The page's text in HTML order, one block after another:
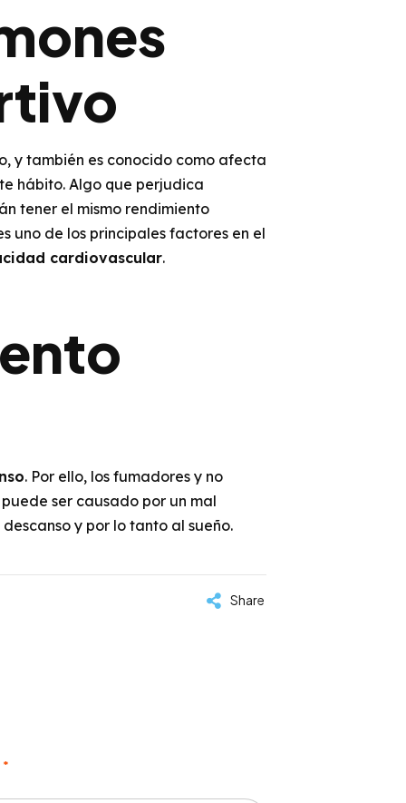
y también es conocido como afecta
hábito. Algo que perjudica
tener el mismo rendimiento
uno de los principales factores en el
cardiovascular.
. Por ello, los fumadores y no
ser causado por un mal
y por lo tanto al sueño.
Share
*